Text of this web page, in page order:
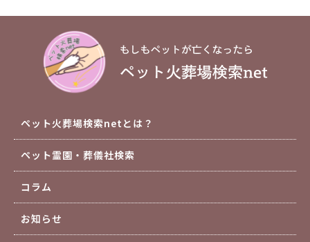
ペット火葬場検索netとは？
ペット霊園・葬儀社検索
コラム
お知らせ